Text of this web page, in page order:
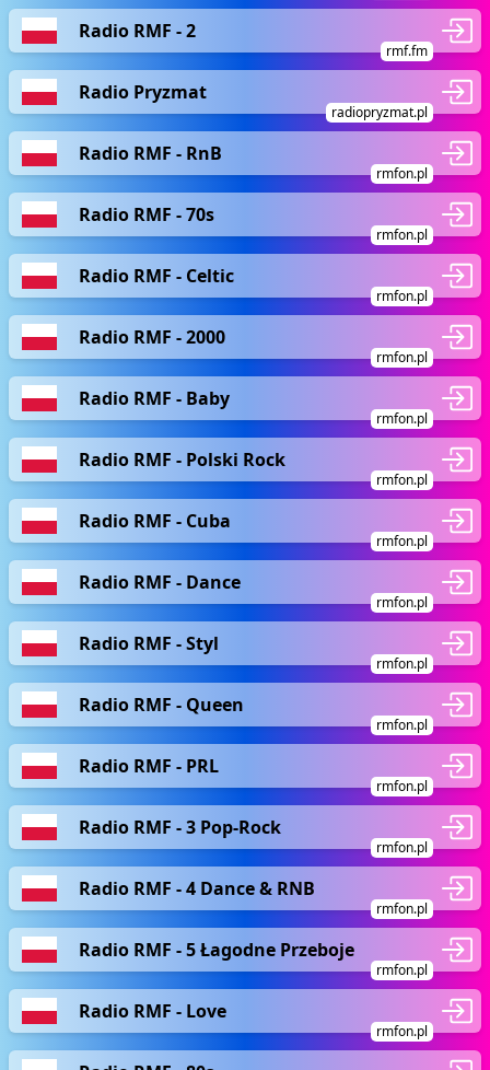
Radio RMF - 2
rmf.fm
Radio Pryzmat
radiopryzmat.pl
Radio RMF - RnB
rmfon.pl
Radio RMF - 70s
rmfon.pl
Radio RMF - Celtic
rmfon.pl
Radio RMF - 2000
rmfon.pl
Radio RMF - Baby
rmfon.pl
Radio RMF - Polski Rock
rmfon.pl
Radio RMF - Cuba
rmfon.pl
Radio RMF - Dance
rmfon.pl
Radio RMF - Styl
rmfon.pl
Radio RMF - Queen
rmfon.pl
Radio RMF - PRL
rmfon.pl
Radio RMF - 3 Pop-Rock
rmfon.pl
Radio RMF - 4 Dance & RNB
rmfon.pl
Radio RMF - 5 Łagodne Przeboje
rmfon.pl
Radio RMF - Love
rmfon.pl